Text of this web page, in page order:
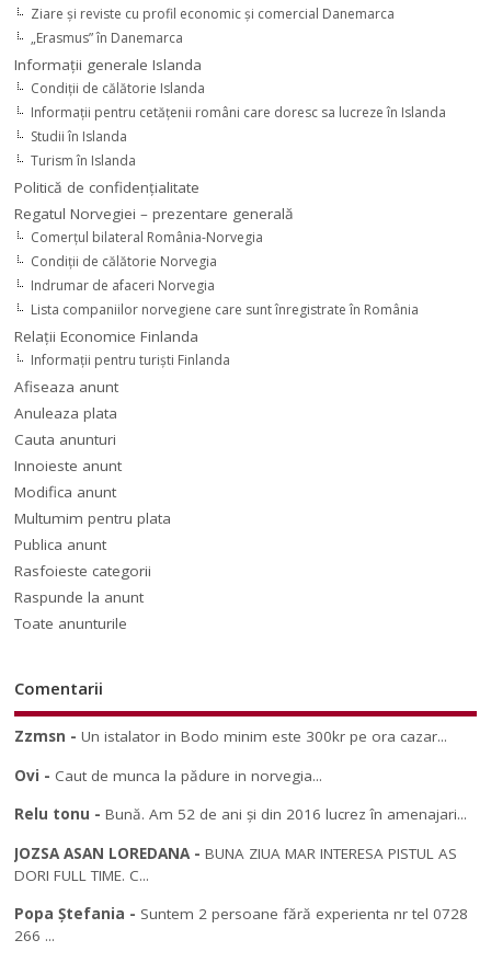
Ziare şi reviste cu profil economic şi comercial Danemarca
„Erasmus” în Danemarca
Informaţii generale Islanda
Condiţii de călătorie Islanda
Informaţii pentru cetăţenii români care doresc sa lucreze în Islanda
Studii în Islanda
Turism în Islanda
Politică de confidențialitate
Regatul Norvegiei – prezentare generală
Comerţul bilateral România-Norvegia
Condiții de călătorie Norvegia
Indrumar de afaceri Norvegia
Lista companiilor norvegiene care sunt înregistrate în România
Relaţii Economice Finlanda
Informaţii pentru turişti Finlanda
Afiseaza anunt
Anuleaza plata
Cauta anunturi
Innoieste anunt
Modifica anunt
Multumim pentru plata
Publica anunt
Rasfoieste categorii
Raspunde la anunt
Toate anunturile
Comentarii
Zzmsn -Un istalator in Bodo minim este 300kr pe ora cazar...
Ovi - Caut de munca la pădure in norvegia...
Relu tonu -Bună. Am 52 de ani și din 2016 lucrez în amenajari...
JOZSA ASAN LOREDANA -BUNA ZIUA MAR INTERESA PISTUL AS
DORI FULL TIME. C...
Popa Ștefania - Suntem 2 persoane fără experienta nr tel 0728
266 ...